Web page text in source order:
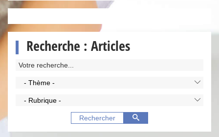
Recherche : Articles
- Thème -
- Rubrique -
Rechercher